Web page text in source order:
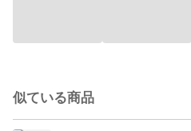
似ている商品